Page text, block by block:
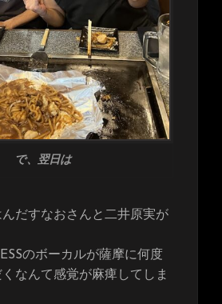
で、翌日は
だすなおさんと二井原実が
のボーカルが薩摩に何度
なんて感覚が麻痺してしま